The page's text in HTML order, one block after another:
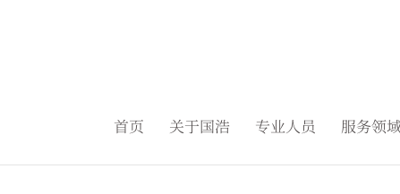
首页 关于国浩 专业人员 服务领